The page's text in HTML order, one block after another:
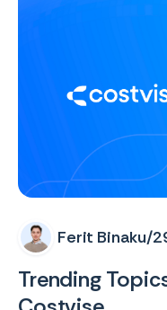
Ferit Binaku/
Trending